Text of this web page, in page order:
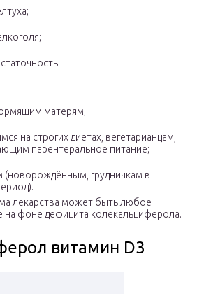
матерям;
на строгих диетах, вегетарианцам,
парентеральное питание;
(новорождённым, грудничкам в
лекарства может быть любое
на фоне дефицита колекальциферола.
витамин D3